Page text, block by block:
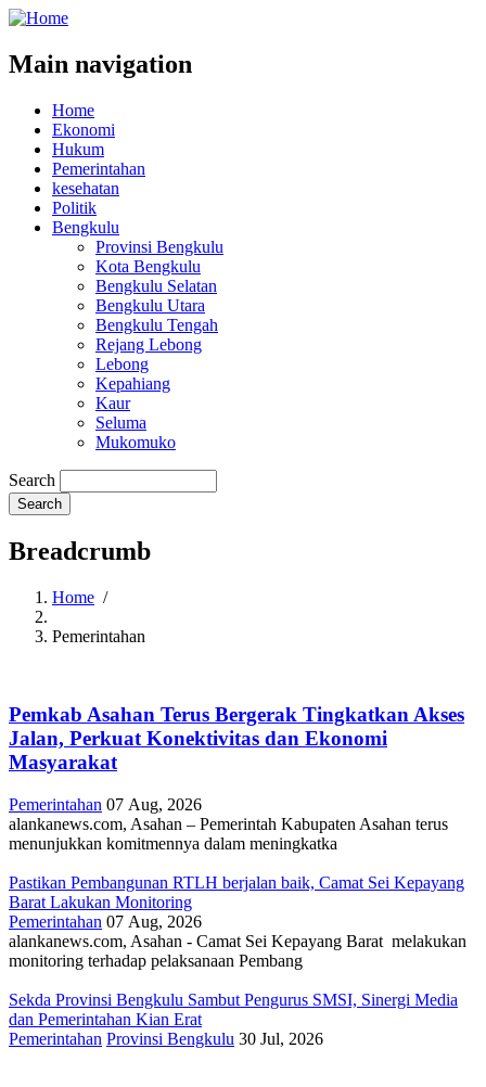
Main navigation
Home
Ekonomi
Hukum
Pemerintahan
kesehatan
Politik
Bengkulu
Provinsi Bengkulu
Kota Bengkulu
Bengkulu Selatan
Bengkulu Utara
Bengkulu Tengah
Rejang Lebong
Lebong
Kepahiang
Kaur
Seluma
Mukomuko
Search
Breadcrumb
Home /
Pemerintahan
Pemkab Asahan Terus Bergerak Tingkatkan Akses
Jalan, Perkuat Konektivitas dan Ekonomi
Masyarakat
Pemerintahan 07 Aug, 2026
alankanews.com, Asahan – Pemerintah Kabupaten Asahan terus
menunjukkan komitmennya dalam meningkatka
Pastikan Pembangunan RTLH berjalan baik, Camat Sei Kepayang
Barat Lakukan Monitoring
Pemerintahan 07 Aug, 2026
alankanews.com, Asahan - Camat Sei Kepayang Barat melakukan
monitoring terhadap pelaksanaan Pembang
Sekda Provinsi Bengkulu Sambut Pengurus SMSI, Sinergi Media
dan Pemerintahan Kian Erat
Pemerintahan Provinsi Bengkulu 30 Jul, 2026